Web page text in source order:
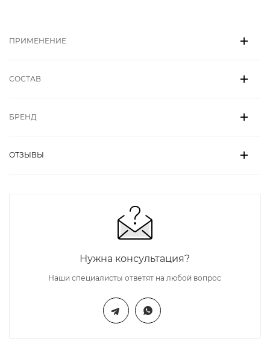
ПРИМЕНЕНИЕ
СОСТАВ
БРЕНД
ОТЗЫВЫ
Нужна консультация?
Наши специалисты ответят на любой вопрос